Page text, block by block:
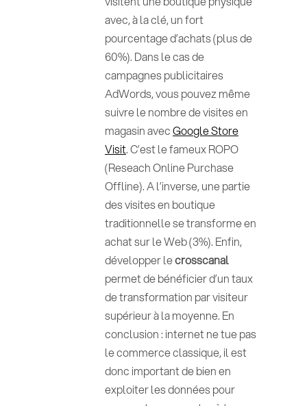
avec, à la clé, un fort
pourcentage d’achats (plus de
60%). Dans le cas de
campagnes publicitaires
AdWords, vous pouvez même
suivre le nombre de visites en
magasin avecGoogle Store
Visit. C’est le fameux ROPO
(Reseach Online Purchase
Offline). A l’inverse, une partie
des visites en boutique
traditionnelle se transforme en
achat sur le Web (3%). Enfin,
développer lecrosscanal
permet de bénéficier d’un taux
de transformation par visiteur
supérieur à la moyenne. En
conclusion : internet ne tue pas
le commerce classique, il est
donc important de bien en
exploiter les données pour